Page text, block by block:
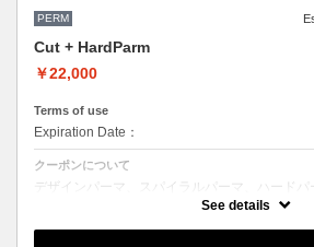
PERM
Cut + HardParm
￥22,000
Terms of use
Expiration Date：
クーポンについて
デザインパーマ、スパイラルパーマ、ハードパ
どをご希望の方はこちらのメニューをご選択く
●パーマはデザインによって施術時間、料金が
See details